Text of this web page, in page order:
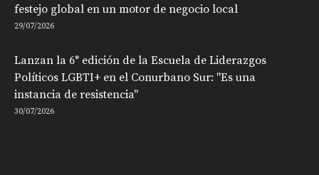
festejo global en un motor de negocio local
29/07/2026
Lanzan la 6° edición de la Escuela de Liderazgos
Políticos LGBTI+ en el Conurbano Sur: "Es una
instancia de resistencia"
30/07/2026